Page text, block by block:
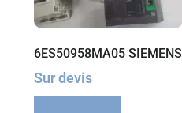
6ES50958MA05 SIEMENS
Sur devis